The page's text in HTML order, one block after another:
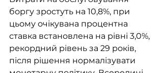
боргу зростуть на 10,8%, при
цьому очікувана процентна
ставка встановлена на рівні 3,0%,
рекордний рівень за 29 років,
після рішення нормалізувати